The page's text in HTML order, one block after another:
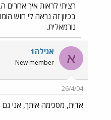
רציתי לראות איך אחרים
בכיוון זה נראה לי חוש
נורמאלית.
א אנילה1
New member
26/4/04
אדית, מסכימה איתך, אני